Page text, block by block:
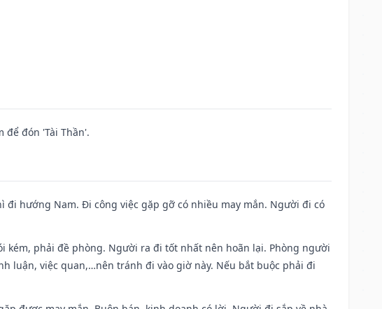
để đón 'Tài Thần'.
đi hướng Nam. Đi công việc gặp gỡ có nhiều may mắn. Người đi có
kém, phải đề phòng. Người ra đi tốt nhất nên hoãn lại. Phòng người
luận, việc quan,…nên tránh đi vào giờ này. Nếu bắt buộc phải đi